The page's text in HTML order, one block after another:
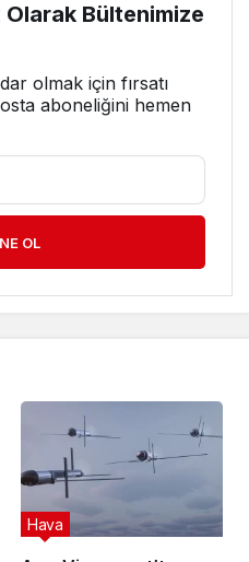
Bültenimize
olmak için fırsatı
aboneliğini hemen
OL
Hava